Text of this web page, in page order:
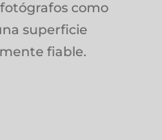
como
superficie
fiable.